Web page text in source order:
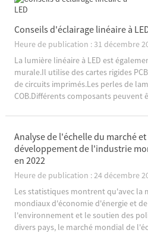
Conseils d'éclairage linéaire à
Heure de publication : 31 décembre
La lumière linéaire à LED est
murale.Il utilise des cartes rigides
de circuits imprimés.Les perles de
COB.Différents composants peuvent
vous permettent d'en savoir plus sur
Analyse de l'échelle du marché
développement de l'industrie
en 2022
Heure de publication : 24 décembre
Les statistiques montrent qu'avec la
mondiaux d'économie d'énergie et
l'environnement et le soutien des
divers pays, le marché mondial de